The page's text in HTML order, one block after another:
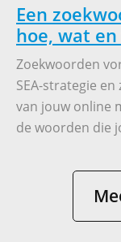
Een
hoe, wat
Zoekwoorden
SEA-strategie
van jouw online
de woorden die